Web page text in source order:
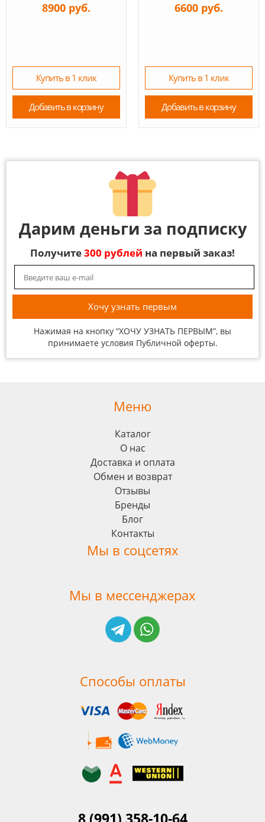
8900 руб.
Купить в 1 клик
Добавить в корзину
6600 руб.
Купить в 1 клик
Добавить в корзину
Дарим деньги за подписку
Получите300 рублей на первый заказ!
Нажимая на кнопку “ХОЧУ УЗНАТЬ ПЕРВЫМ”, вы
принимаете условия Публичной оферты.
Меню
Каталог
О нас
Доставка и оплата
Обмен и возврат
Отзывы
Бренды
Блог
Контакты
Мы в соцсетях
Мы в мессенджерах
Способы оплаты